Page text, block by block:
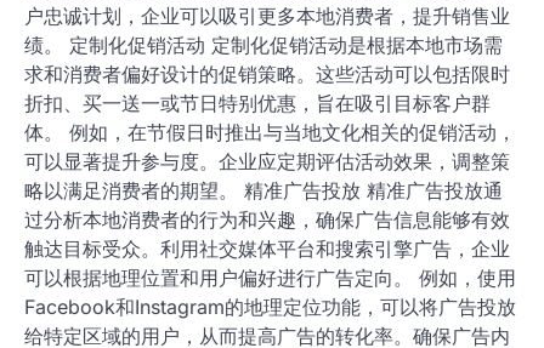
户忠诚计划，企业可以吸引更多本地消费者，提升销售业
绩。 定制化促销活动 定制化促销活动是根据本地市场需
求和消费者偏好设计的促销策略。这些活动可以包括限时
折扣、买一送一或节日特别优惠，旨在吸引目标客户群
体。 例如，在节假日时推出与当地文化相关的促销活动，
可以显著提升参与度。企业应定期评估活动效果，调整策
略以满足消费者的期望。 精准广告投放 精准广告投放通
过分析本地消费者的行为和兴趣，确保广告信息能够有效
触达目标受众。利用社交媒体平台和搜索引擎广告，企业
可以根据地理位置和用户偏好进行广告定向。 例如，使用
Facebook和Instagram的地理定位功能，可以将广告投放
给特定区域的用户，从而提高广告的转化率。确保广告内